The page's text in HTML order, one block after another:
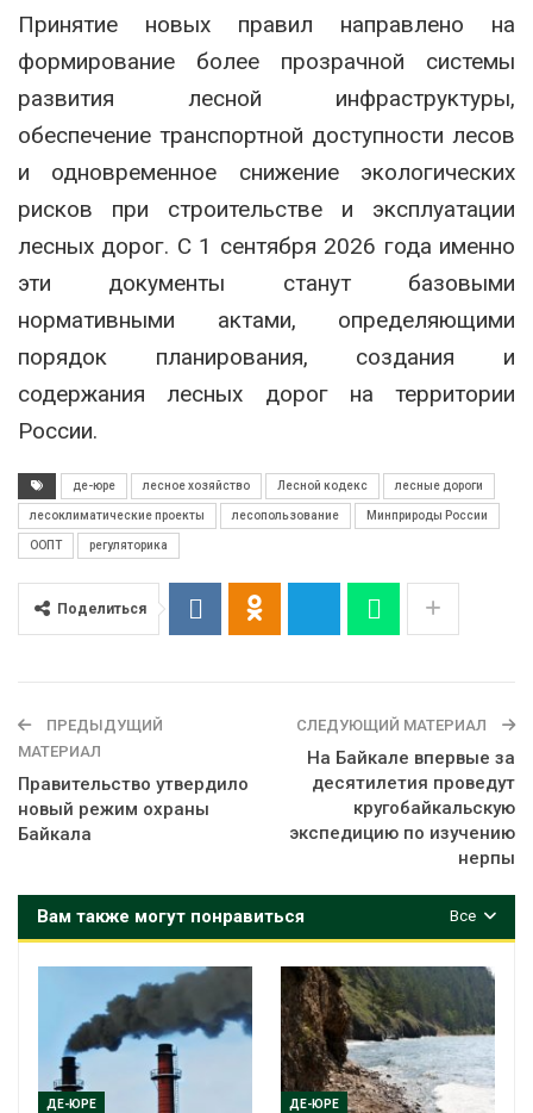
Принятие новых правил направлено на
формирование более прозрачной системы
развития лесной инфраструктуры,
обеспечение транспортной доступности лесов
и одновременное снижение экологических
рисков при строительстве и эксплуатации
лесных дорог. С 1 сентября 2026 года именно
эти документы станут базовыми
нормативными актами, определяющими
порядок планирования, создания и
содержания лесных дорог на территории
России.
де-юре лесное хозяйство Лесной кодекс лесные дороги
лесоклиматические проекты лесопользование Минприроды России
ООПТ регуляторика
Поделиться
ПРЕДЫДУЩИЙ
МАТЕРИАЛ
Правительство утвердило
новый режим охраны
Байкала
СЛЕДУЮЩИЙ МАТЕРИАЛ
На Байкале впервые за
десятилетия проведут
кругобайкальскую
экспедицию по изучению
нерпы
Все
Вам также могут понравиться
ДЕ-ЮРЕ ДЕ-ЮРЕ